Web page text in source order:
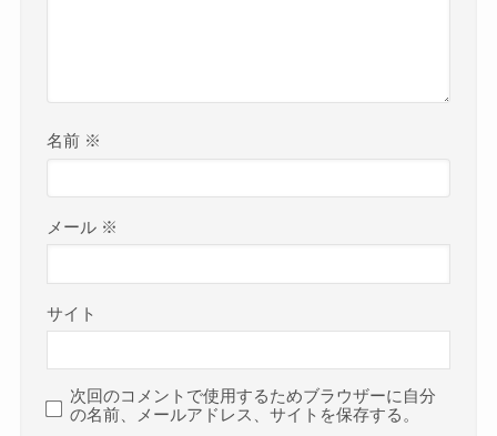
名前 ※
メール ※
サイト
次回のコメントで使用するためブラウザーに自分
の名前、メールアドレス、サイトを保存する。